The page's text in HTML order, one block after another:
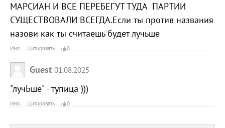
МАРСИАН И ВСЕ ПЕРЕБЕГУТ ТУДА ПАРТИИ
СУЩЕСТВОВАЛИ ВСЕГДА.Если ты против названия
назови как ты считаешь будет лучьше
Имя Цитировать 0
Guest 01.08.2025
"лучЬше" - тупица )))
Имя Цитировать 0